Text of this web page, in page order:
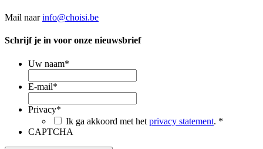
Mail naarinfo@choisi.be
Schrijf je in voor onze nieuwsbrief
Uw naam*
E-mail*
Privacy*
Ik ga akkoord met het privacy statement. *
CAPTCHA